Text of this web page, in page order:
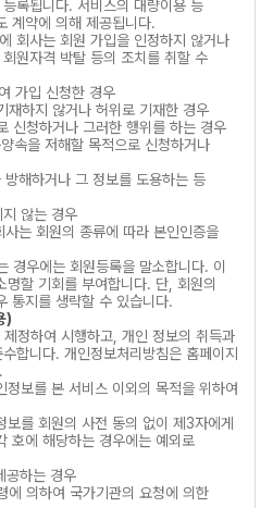
록됩니다. 서비스의 대량이용 등
계약에 의해 제공됩니다.
회사는 회원 가입을 인정하지 않거나
원자격 박탈 등의 조치를 취할 수
가입 신청한 경우
재하지 않거나 허위로 기재한 경우
신청하거나 그러한 행위를 하는 경우
속을 저해할 목적으로 신청하거나
해하거나 그 정보를 도용하는 등
않는 경우
는 회원의 종류에 따라 본인인증을
경우에는 회원등록을 말소합니다. 이
명할 기회를 부여합니다. 단, 회원의
통지를 생략할 수 있습니다.
)
정하여 시행하고, 개인 정보의 취득과
합니다. 개인정보처리방침은 홈페이지
보를 본 서비스 이외의 목적을 위하여
를 회원의 사전 동의 없이 제3자에게
호에 해당하는 경우에는 예외로
공하는 경우
에 의하여 국가기관의 요청에 의한